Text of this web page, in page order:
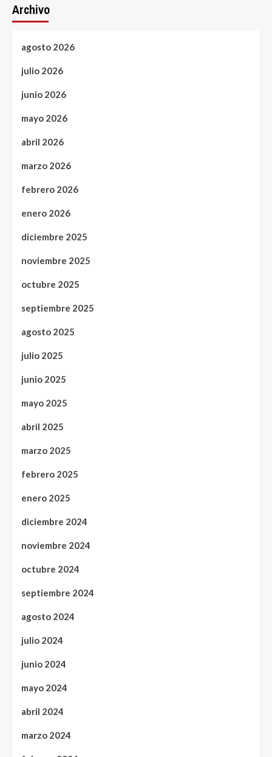
Archivo
agosto 2026
julio 2026
junio 2026
mayo 2026
abril 2026
marzo 2026
febrero 2026
enero 2026
diciembre 2025
noviembre 2025
octubre 2025
septiembre 2025
agosto 2025
julio 2025
junio 2025
mayo 2025
abril 2025
marzo 2025
febrero 2025
enero 2025
diciembre 2024
noviembre 2024
octubre 2024
septiembre 2024
agosto 2024
julio 2024
junio 2024
mayo 2024
abril 2024
marzo 2024